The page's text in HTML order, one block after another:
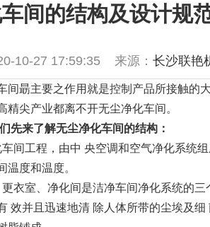
间的结构及设计规
10-27 17:59:35 来源： 长沙联艳
朂主要之作用就是控制产品所接触的
精尖产业都离不开无尘净化车间。
先来了解无尘净化车间的结构：
工程，由中 央空调和空气净化系统组
温度和温度。
室、净化间是洁净车间净化系统的三
效并且迅速地清 除人体所带的尘埃及